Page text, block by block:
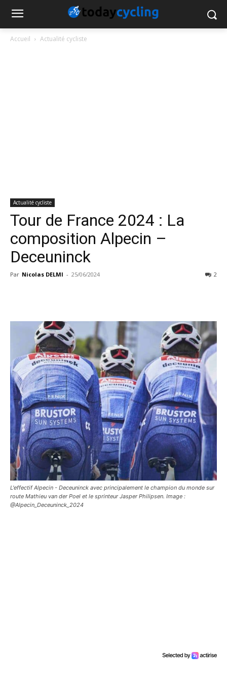
Accueil Actualité cycliste
Actualité cycliste
Tour de France 2024 : La
composition Alpecin –
Deceuninck
Par Nicolas DELMI - 25/06/2024 2
L'effectif Alpecin - Deceuninck avec principalement le champion du monde sur
route Mathieu van der Poel et le sprinteur Jasper Philipsen. Image :
@Alpecin_Deceuninck_2024